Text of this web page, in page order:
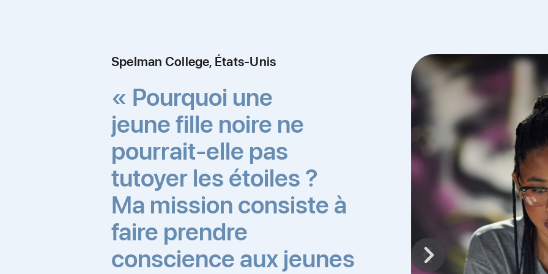
Spelman College, États‑Unis
« Pourquoi une
jeune fille noire ne
pourrait‑elle pas
tutoyer les étoiles ?
Ma mission consiste à
faire prendre
conscience aux jeunes